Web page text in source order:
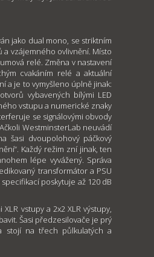
jako dual mono, se striktním
vzájemného ovlivnění. Místo
relé. Změna v nastavení
cvakáním relé a aktuální
a je to vymyšleno úplně jinak:
vybavených bílými LED
vstupu a numerické znaky
se signálovými obvody
WestminsterLab neuvádí
šasi dvoupolohový páčkový
Každý režim zní jinak, ten
lépe vyvážený. Správa
transformátor a PSU
poskytuje až 120 dB
vstupy a 2x2 XLR výstupy,
Šasi předzesilovače je prý
stojí na třech půlkulatých a